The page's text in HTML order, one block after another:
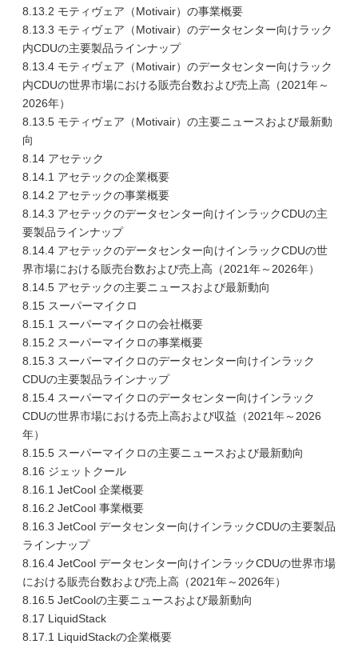
8.13.2 モティヴェア（Motivair）の事業概要
8.13.3 モティヴェア（Motivair）のデータセンター向けラック
内CDUの主要製品ラインナップ
8.13.4 モティヴェア（Motivair）のデータセンター向けラック
内CDUの世界市場における販売台数および売上高（2021年～
2026年）
8.13.5 モティヴェア（Motivair）の主要ニュースおよび最新動
向
8.14 アセテック
8.14.1 アセテックの企業概要
8.14.2 アセテックの事業概要
8.14.3 アセテックのデータセンター向けインラックCDUの主
要製品ラインナップ
8.14.4 アセテックのデータセンター向けインラックCDUの世
界市場における販売台数および売上高（2021年～2026年）
8.14.5 アセテックの主要ニュースおよび最新動向
8.15 スーパーマイクロ
8.15.1 スーパーマイクロの会社概要
8.15.2 スーパーマイクロの事業概要
8.15.3 スーパーマイクロのデータセンター向けインラック
CDUの主要製品ラインナップ
8.15.4 スーパーマイクロのデータセンター向けインラック
CDUの世界市場における売上高および収益（2021年～2026
年）
8.15.5 スーパーマイクロの主要ニュースおよび最新動向
8.16 ジェットクール
8.16.1 JetCool 企業概要
8.16.2 JetCool 事業概要
8.16.3 JetCool データセンター向けインラックCDUの主要製品
ラインナップ
8.16.4 JetCool データセンター向けインラックCDUの世界市場
における販売台数および売上高（2021年～2026年）
8.16.5 JetCoolの主要ニュースおよび最新動向
8.17 LiquidStack
8.17.1 LiquidStackの企業概要